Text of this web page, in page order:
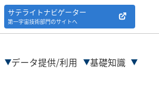
サテライトナビゲーター
第一宇宙技術部門のサイトへ
データ提供/利用 基礎知識